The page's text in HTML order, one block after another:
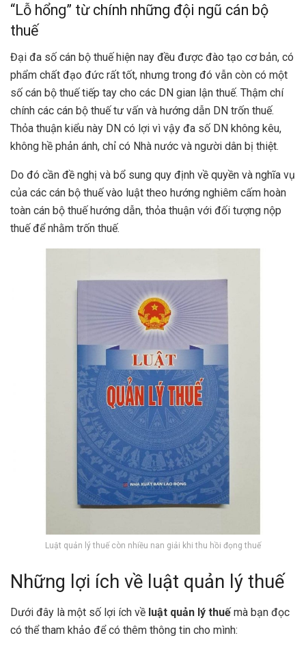
“Lỗ hổng” từ chính những đội ngũ cán bộ
thuế
Đại đa số cán bộ thuế hiện nay đều được đào tạo cơ bản, có
phẩm chất đạo đức rất tốt, nhưng trong đó vẫn còn có một
số cán bộ thuế tiếp tay cho các DN gian lận thuế. Thậm chí
chính các cán bộ thuế tư vấn và hướng dẫn DN trốn thuế.
Thỏa thuận kiểu này DN có lợi vì vậy đa số DN không kêu,
không hề phản ánh, chỉ có Nhà nước và người dân bị thiệt.
Do đó cần đề nghị và bổ sung quy định về quyền và nghĩa vụ
của các cán bộ thuế vào luật theo hướng nghiêm cấm hoàn
toàn cán bộ thuế hướng dẫn, thỏa thuận với đối tượng nộp
thuế để nhằm trốn thuế.
Luật quản lý thuế còn nhiều nan giải khi thu hồi đọng thuế
Những lợi ích về luật quản lý thuế
Dưới đây là một số lợi ích về luật quản lý thuếmà bạn đọc
có thể tham khảo để có thêm thông tin cho mình: